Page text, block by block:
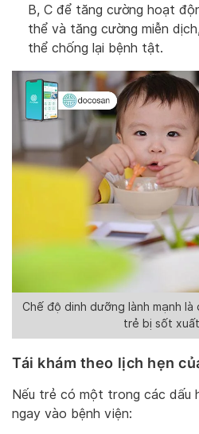
B, C để tăng cường hoạt
thể và tăng cường miễn
thể chống lại bệnh tật.
Chế độ dinh dưỡng lành mạnh
trẻ bị sốt
Tái khám theo lịch hẹn
Nếu trẻ có một trong các dấu
ngay vào bệnh viện: